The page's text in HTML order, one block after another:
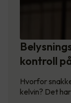
kontroll
Hvorfor
kelvin? Det